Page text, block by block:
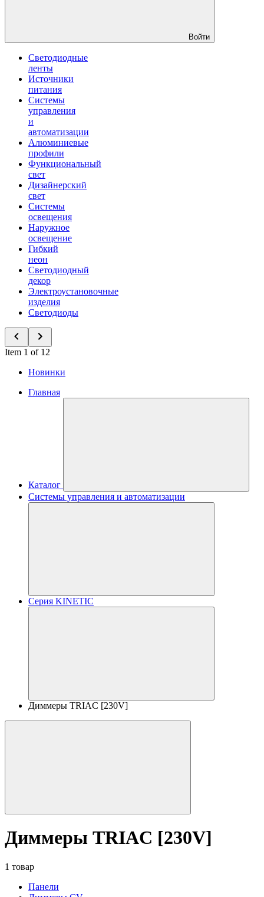
Войти
Светодиодные
ленты
Источники
питания
Системы
управления
и
автоматизации
Алюминиевые
профили
Функциональный
свет
Дизайнерский
свет
Системы
освещения
Наружное
освещение
Гибкий
неон
Светодиодный
декор
Электроустановочные
изделия
Светодиоды
Item 1 of 12
Новинки
Главная
Каталог
Системы управления и автоматизации
Серия KINETIC
Диммеры TRIAC [230V]
Диммеры TRIAC [230V]
1 товар
Панели